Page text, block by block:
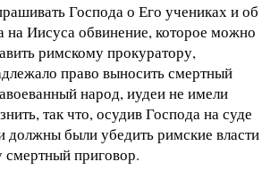
Господа о Его учениках и об
на Иисуса обвинение, которое можно
римскому прокуратору,
право выносить смертный
народ, иудеи не имели
так что, осудив Господа на суде
должны были убедить римские власти
приговор.